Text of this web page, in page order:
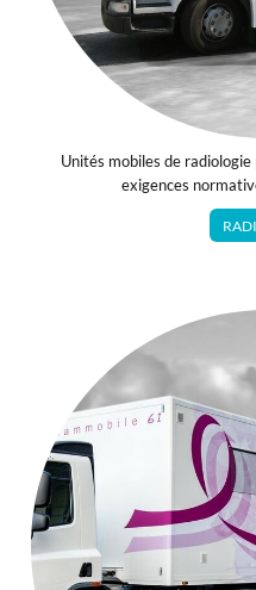
Unités mobiles de
exigences